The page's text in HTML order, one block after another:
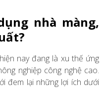
nhà màng,
nay đang là xu thế ứng
nghiệp công nghệ cao.
đem lại những lợi ích dưới